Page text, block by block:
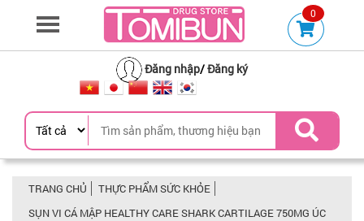
0
Đăng nhập/Đăng ký
TRANG CHỦ
THỰC PHẨM SỨC KHỎE
SỤN VI CÁ MẬP HEALTHY CARE SHARK CARTILAGE 750MG ÚC